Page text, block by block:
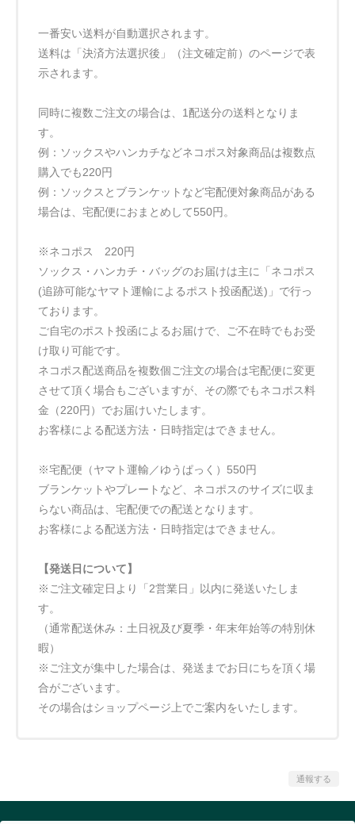
一番安い送料が自動選択されます。
送料は「決済方法選択後」（注文確定前）のページで表
示されます。
同時に複数ご注文の場合は、1配送分の送料となりま
す。
例：ソックスやハンカチなどネコポス対象商品は複数点
購入でも220円
例：ソックスとブランケットなど宅配便対象商品がある
場合は、宅配便におまとめして550円。
※ネコポス 220円
ソックス・ハンカチ・バッグのお届けは主に「ネコポス
(追跡可能なヤマト運輸によるポスト投函配送)」で行っ
ております。
ご自宅のポスト投函によるお届けで、ご不在時でもお受
け取り可能です。
ネコポス配送商品を複数個ご注文の場合は宅配便に変更
させて頂く場合もございますが、その際でもネコポス料
金（220円）でお届けいたします。
お客様による配送方法・日時指定はできません。
※宅配便（ヤマト運輸／ゆうぱっく）550円
ブランケットやプレートなど、ネコポスのサイズに収ま
らない商品は、宅配便での配送となります。
お客様による配送方法・日時指定はできません。
【発送日について】
※ご注文確定日より「2営業日」以内に発送いたしま
す。
（通常配送休み：土日祝及び夏季・年末年始等の特別休
暇）
※ご注文が集中した場合は、発送までお日にちを頂く場
合がございます。
その場合はショップページ上でご案内をいたします。
通報する